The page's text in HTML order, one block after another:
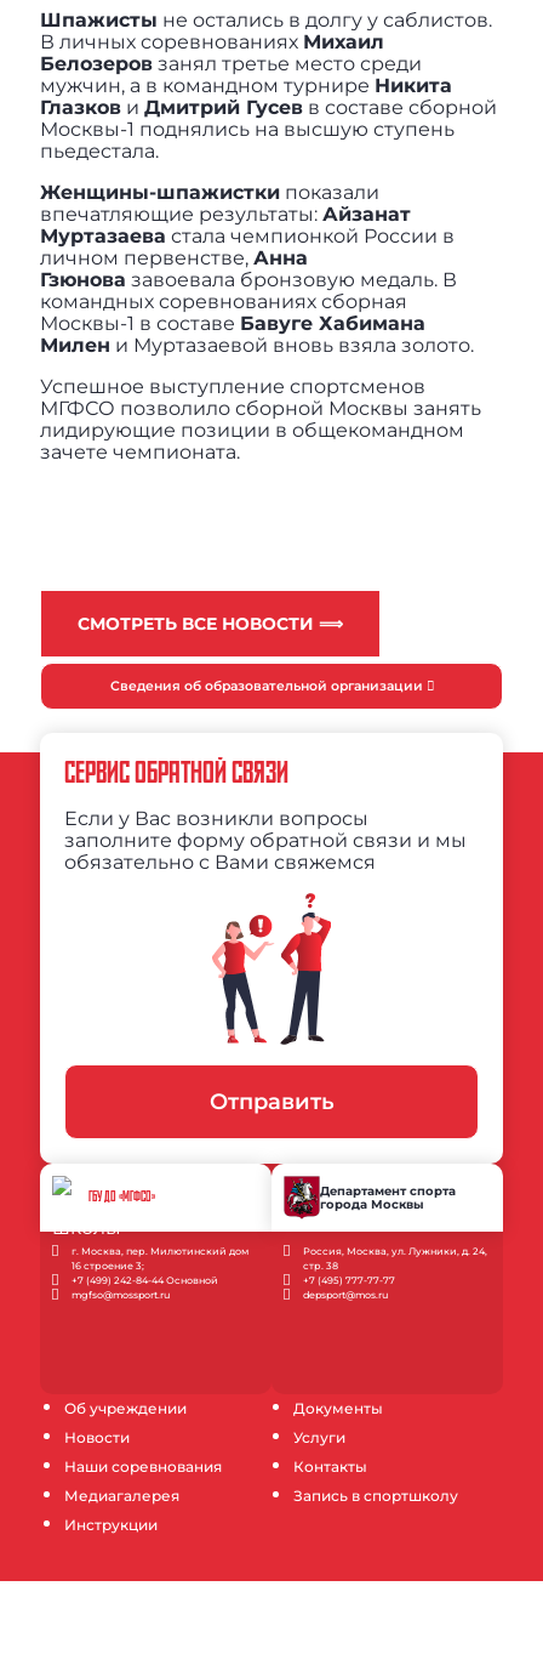
Шпажисты не остались в долгу у саблистов.
В личных соревнованиях Михаил
Белозеровзанял третье место среди
мужчин, а в командном турнире Никита
Глазкови Дмитрий Гусевв составе сборной
Москвы-1 поднялись на высшую ступень
пьедестала.
Женщины-шпажисткипоказали
впечатляющие результаты: Айзанат
Муртазаева стала чемпионкой России в
личном первенстве, Анна
Гзюнова завоевала бронзовую медаль. В
командных соревнованиях сборная
Москвы-1 в составе Бавуге Хабимана
Милен и Муртазаевой вновь взяла золото.
Успешное выступление спортсменов
МГФСО позволило сборной Москвы занять
лидирующие позиции в общекомандном
зачете чемпионата.
СМОТРЕТЬ ВСЕ НОВОСТИ ⟹
Сведения об образовательной организации
Об учреждении
Новости
Наши соревнования
Медиагалерея
Инструкции
Документы
Услуги
Контакты
Запись в спортшколу
СЕРВИС ОБРАТНОЙ СВЯЗИ
Если у Вас возникли вопросы
заполните форму обратной связи и мы
обязательно с Вами свяжемся
Отправить
ГБУ ДО «МГФСО»
г. Москва, пер. Милютинский дом
16 строение 3;
+7 (499) 242-84-44 Основной
mgfso@mossport.ru
Департамент спорта
города Москвы
Россия, Москва, ул. Лужники, д. 24,
стр. 38
+7 (495) 777-77-77
depsport@mos.ru